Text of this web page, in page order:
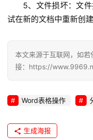
5、文件损坏：文
试在新的文档中重新创建
本文来源于互联网，如
接：https://
Word表格操作
生成海报